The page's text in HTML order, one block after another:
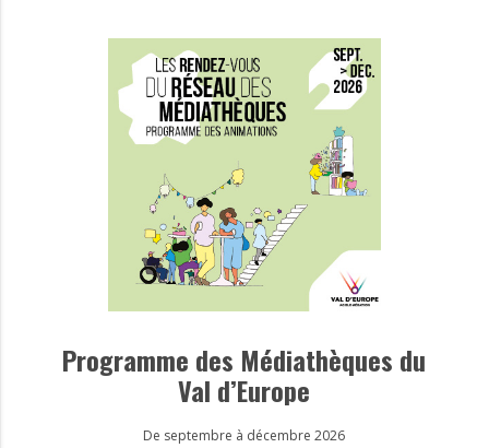
Programme des Médiathèques du
Val d’Europe
De septembre à décembre 2026